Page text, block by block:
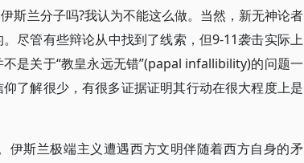
斯兰分子吗?我认为不能这么做。当然，新无神论者
尽管有些辩论从中找到了线索，但9-11袭击实际上
是关于“教皇永远无错”(papal infallibility)的问题一
了解很少，有很多证据证明其行动在很大程度上是
伊斯兰极端主义遭遇西方文明伴随着西方自身的矛